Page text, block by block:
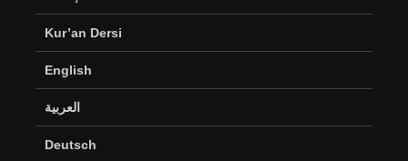
Kur’an Dersi
English
العربية
Deutsch